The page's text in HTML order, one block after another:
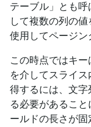
テーブル」とも呼
して複数の列の
使用してページン
この時点ではキー
を介してスライス
得するには、文
る必要があるこ
ールドの長さが固